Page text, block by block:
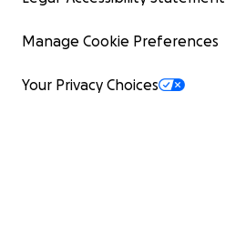
Manage Cookie Preferences
Your Privacy Choices